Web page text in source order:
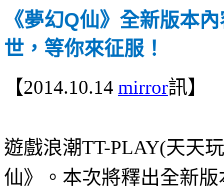
《夢幻Q仙》全新版本
世，等你來征服！
【2014.10.14 mirror訊】
遊戲浪潮TT-PLAY(天天玩
仙》。本次將釋出全新